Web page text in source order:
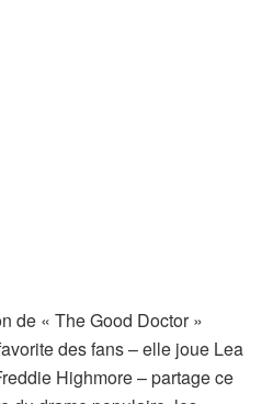
de « The Good Doctor »
des fans – elle joue Lea
Highmore – partage ce